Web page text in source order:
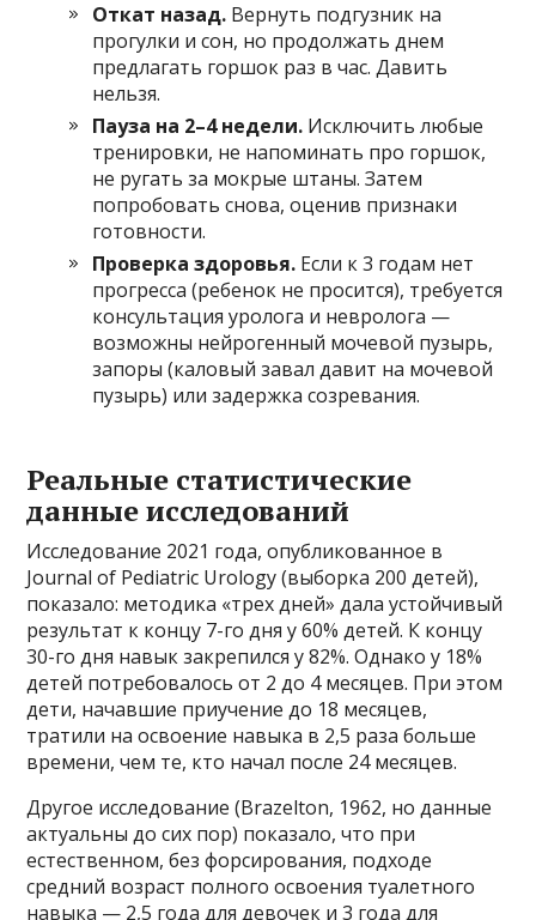
Откат назад. Вернуть подгузник на
прогулки и сон, но продолжать днем
предлагать горшок раз в час. Давить
нельзя.
Пауза на 2–4 недели. Исключить любые
тренировки, не напоминать про горшок,
не ругать за мокрые штаны. Затем
попробовать снова, оценив признаки
готовности.
Проверка здоровья. Если к 3 годам нет
прогресса (ребенок не просится), требуется
консультация уролога и невролога —
возможны нейрогенный мочевой пузырь,
запоры (каловый завал давит на мочевой
пузырь) или задержка созревания.
Реальные статистические
данные исследований
Исследование 2021 года, опубликованное в
Journal of Pediatric Urology (выборка 200 детей),
показало: методика «трех дней» дала устойчивый
результат к концу 7-го дня у 60% детей. К концу
30-го дня навык закрепился у 82%. Однако у 18%
детей потребовалось от 2 до 4 месяцев. При этом
дети, начавшие приучение до 18 месяцев,
тратили на освоение навыка в 2,5 раза больше
времени, чем те, кто начал после 24 месяцев.
Другое исследование (Brazelton, 1962, но данные
актуальны до сих пор) показало, что при
естественном, без форсирования, подходе
средний возраст полного освоения туалетного
навыка — 2,5 года для девочек и 3 года для